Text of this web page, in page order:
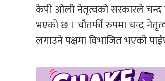
केपी ओली नेतृत्वको सरकारले चन्द
भएको छ । चौतर्फी रुपमा चन्द
लगाउने पक्षमा विभाजित भएको